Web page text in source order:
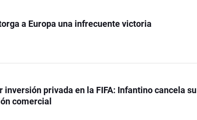
a Europa una infrecuente victoria
inversión privada en la FIFA: Infantino cancela su
comercial